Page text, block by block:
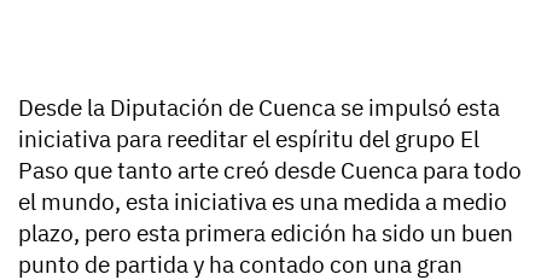
Desde la Diputación de Cuenca se impulsó esta
iniciativa para reeditar el espíritu del grupo El
Paso que tanto arte creó desde Cuenca para todo
el mundo, esta iniciativa es una medida a medio
plazo, pero esta primera edición ha sido un buen
punto de partida y ha contado con una gran